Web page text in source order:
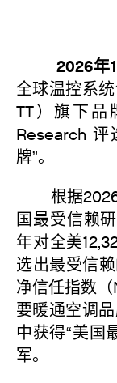
2026年1
全球温控系
TT）旗下品
Research
牌”。
根据2026
国最受信赖
年对全美
选出最受信
净信任指数
要暖通空调
中获得“美国
军。